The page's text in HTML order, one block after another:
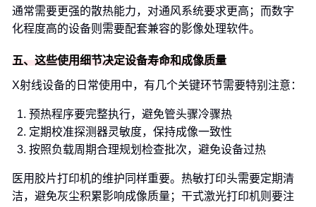
通常需要更强的散热能力，对通风系统要求更高；而数字
化程度高的设备则需要配套兼容的影像处理软件。
五、这些使用细节决定设备寿命和成像质量
X射线设备的日常使用中，有几个关键环节需要特别注意：
预热程序要完整执行，避免管头骤冷骤热
定期校准探测器灵敏度，保持成像一致性
按照负载周期合理规划检查批次，避免设备过热
医用胶片打印机的维护同样重要。热敏打印头需要定期清
洁，避免灰尘积累影响成像质量；干式激光打印机则要注